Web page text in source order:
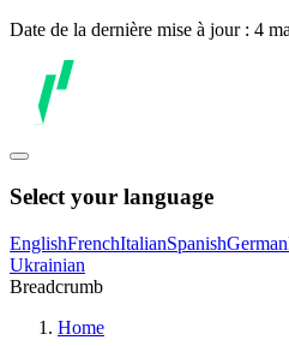
Date de la dernière mise à jour : 4
Select your language
EnglishFrenchItalianSpanishGerman
Ukrainian
Breadcrumb
Home